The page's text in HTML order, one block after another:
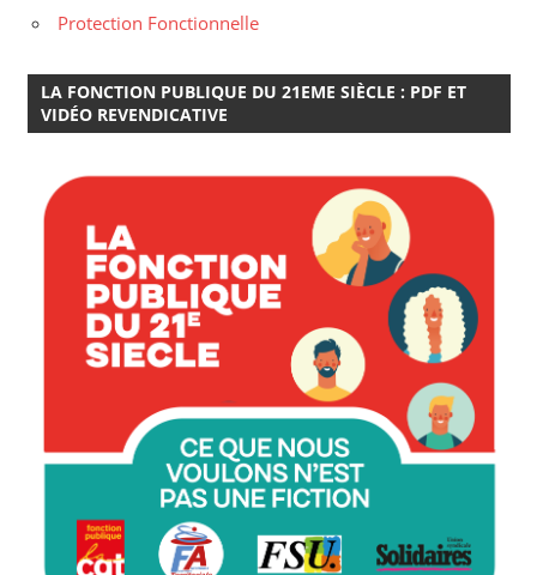
Protection Fonctionnelle
LA FONCTION PUBLIQUE DU 21EME SIÈCLE : PDF ET
VIDÉO REVENDICATIVE